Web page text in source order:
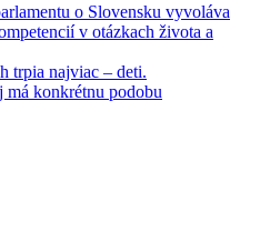
o Slovensku vyvoláva
v otázkach života a
trpia najviac – deti.
má konkrétnu podobu